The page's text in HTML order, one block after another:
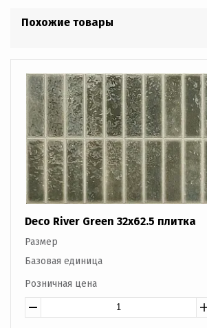
Похожие товары
Deco River Green 32x62.5 плитка
Размер
Базовая единица
Розничная цена